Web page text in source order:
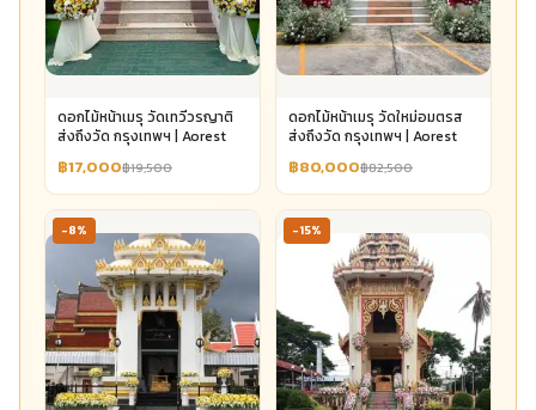
ดอกไม้หน้าเมรุ วัดเทวีวรญาติ
ส่งถึงวัด กรุงเทพฯ | Aorest
฿17,000฿19,500
ดอกไม้หน้าเมรุ วัดใหม่อมตรส
ส่งถึงวัด กรุงเทพฯ | Aorest
฿80,000฿82,500
-8% -15%